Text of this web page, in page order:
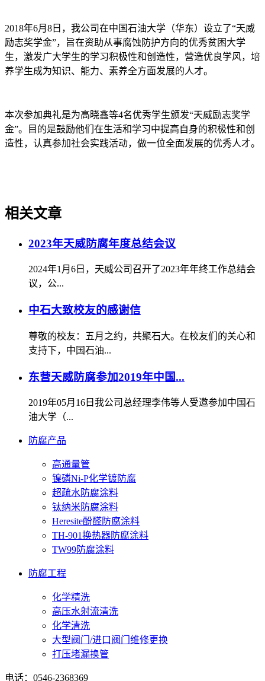
2018年6月8日，我公司在中国石油大学（华东）设立了“天威
励志奖学金”，旨在资助从事腐蚀防护方向的优秀贫困大学
生，激发广大学生的学习积极性和创造性，营造优良学风，培
养学生成为知识、能力、素养全方面发展的人才。
本次参加典礼是为高晓鑫等4名优秀学生颁发“天威励志奖学
金”。目的是鼓励他们在生活和学习中提高自身的积极性和创
造性，认真参加社会实践活动，做一位全面发展的优秀人才。
相关文章
2023年天威防腐年度总结会议
2024年1月6日，天威公司召开了2023年年终工作总结会
议，公...
中石大致校友的感谢信
尊敬的校友：五月之约，共聚石大。在校友们的关心和
支持下，中国石油...
东营天威防腐参加2019年中国...
2019年05月16日我公司总经理李伟等人受邀参加中国石
油大学（...
防腐产品
高通量管
镍磷Ni-P化学镀防腐
超疏水防腐涂料
钛纳米防腐涂料
Heresite酚醛防腐涂料
TH-901换热器防腐涂料
TW99防腐涂料
防腐工程
化学精洗
高压水射流清洗
化学清洗
大型阀门/进口阀门维修更换
打压堵漏换管
电话：0546-2368369